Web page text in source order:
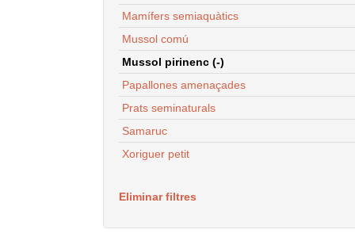
Mamífers semiaquàtics
Mussol comú
Mussol pirinenc (-)
Papallones amenaçades
Prats seminaturals
Samaruc
Xoriguer petit
Eliminar filtres